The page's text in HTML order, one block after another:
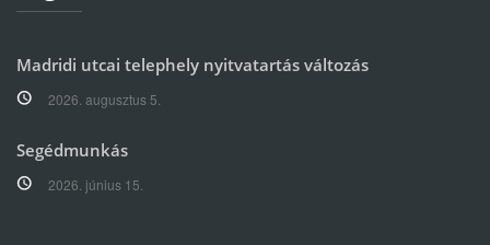
Madridi utcai telephely nyitvatartás változás
2026. augusztus 5.
Segédmunkás
2026. június 15.